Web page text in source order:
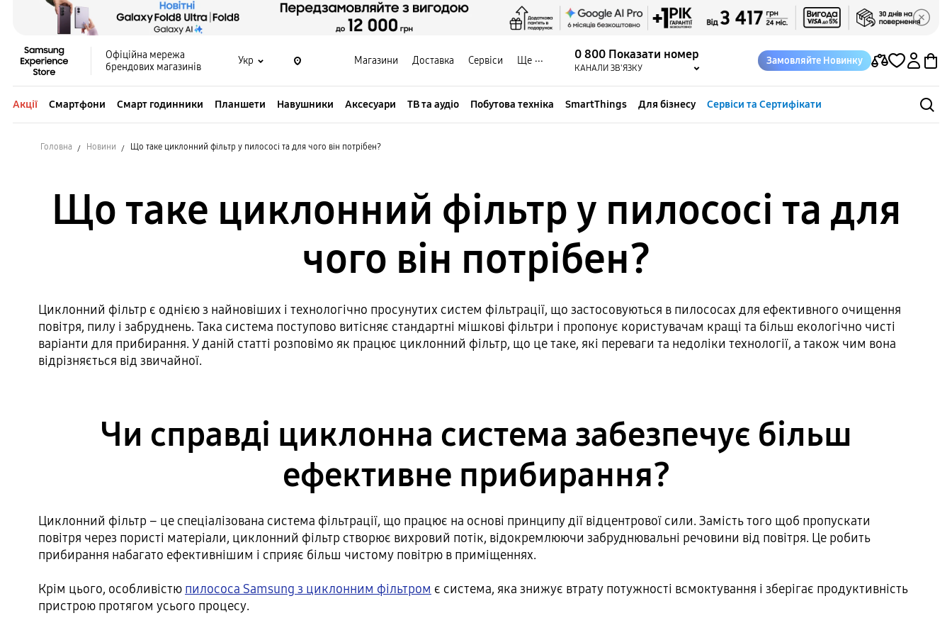
Офіційна мережа
брендових магазинів
Укр Магазини Доставка Сервіси Ще 0 800 Показати номер
КАНАЛИ ЗВ'ЯЗКУ
Замовляйте Новинку
Акції Смартфони Смарт годинники Планшети Навушники Аксесуари ТВ та аудіо Побутова техніка SmartThings Для бізнесу Сервіси та Сертифікати
Головна Новини Що таке циклонний фільтр у пилососі та для чого він потрібен?
Що таке циклонний фільтр у пилососі та для
чого він потрібен?
Циклонний фільтр є однією з найновіших і технологічно просунутих систем фільтрації, що застосовуються в пилососах для ефективного очищення
повітря, пилу і забруднень. Така система поступово витісняє стандартні мішкові фільтри і пропонує користувачам кращі та більш екологічно чисті
варіанти для прибирання. У даній статті розповімо як працює циклонний фільтр, що це таке, які переваги та недоліки технології, а також чим вона
відрізняється від звичайної.
Чи справді циклонна система забезпечує більш
ефективне прибирання?
Циклонний фільтр – це спеціалізована система фільтрації, що працює на основі принципу дії відцентрової сили. Замість того щоб пропускати
повітря через пористі матеріали, циклонний фільтр створює вихровий потік, відокремлюючи забруднювальні речовини від повітря. Це робить
прибирання набагато ефективнішим і сприяє більш чистому повітрю в приміщеннях.
Крім цього, особливістю пилососа Samsung з циклонним фільтром є система, яка знижує втрату потужності всмоктування і зберігає продуктивність
пристрою протягом усього процесу.